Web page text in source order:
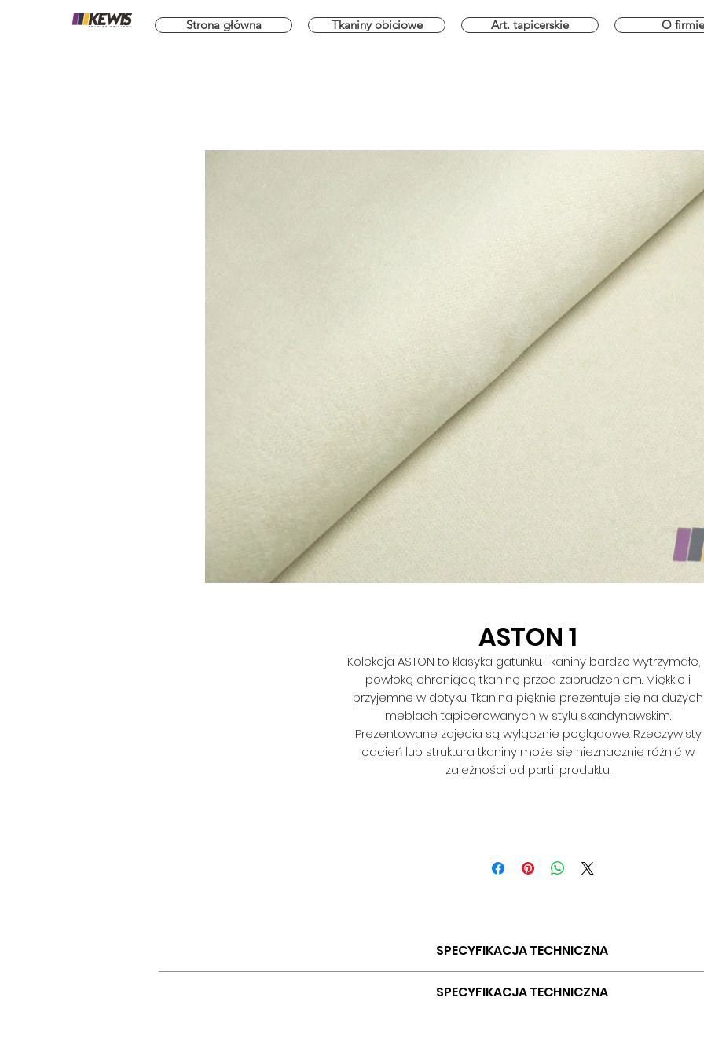
Strona główna Tkaniny obiciowe Art. tapicerskie O firmie
ASTON 1
Kolekcja ASTON to klasyka gatunku. Tkaniny bardzo wytrzymałe,
powłoką chroniącą tkaninę przed zabrudzeniem. Miękkie i
przyjemne w dotyku. Tkanina pięknie prezentuje się na dużych
meblach tapicerowanych w stylu skandynawskim.
Prezentowane zdjęcia są wyłącznie poglądowe. Rzeczywisty
odcień lub struktura tkaniny może się nieznacznie różnić w
zależności od partii produktu.
SPECYFIKACJA TECHNICZNA
GRAMATURA: 400G/M2
SPECYFIKACJA TECHNICZNA